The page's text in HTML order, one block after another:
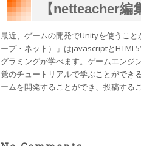
【netteacher編
最近、ゲームの開発でUnityを使うこ
ープ・ネット）」はjavascriptと
グラミングが学べます。ゲームエン
覚のチュートリアルで学ぶことができ
ームを開発することができ、投稿する